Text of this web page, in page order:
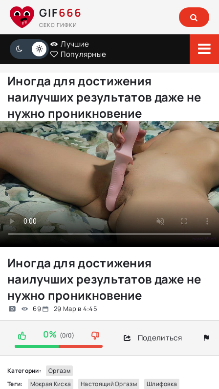
GIF666
СЕКС ГИФКИ
Лучшие
Популярные
Иногда для достижения
наилучших результатов даже не
нужно проникновение
Иногда для достижения
наилучших результатов даже не
нужно проникновение
69 29 Мар в 4:45
0% (0/0) Поделиться
Категории:
Оргазм
Теги:
Мокрая Киска Настоящий Оргазм Шлифовка